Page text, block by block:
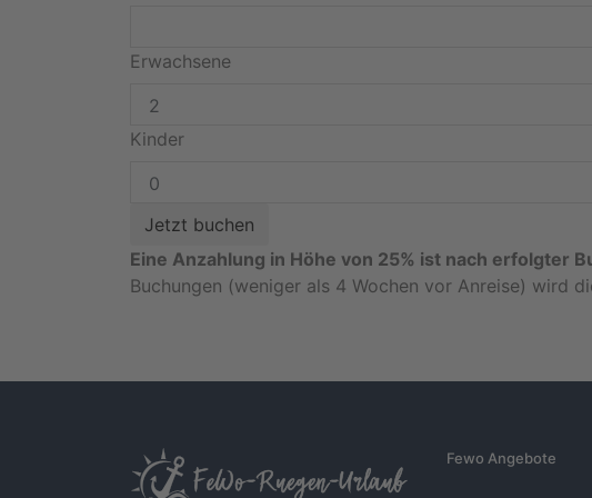
Erwachsene
Kinder
Eine Anzahlung in Höhe von 25% ist nach erfolgter
Buchungen (weniger als 4 Wochen vor Anreise) wird
Fewo Angebote